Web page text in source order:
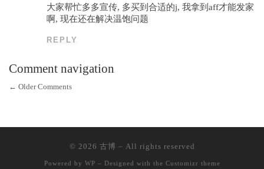
大家帮忙多多宣传, 多买到合适的j, 我拿到aff才能发家
啊, 现在还在解决温饱问题
REPLY
Comment navigation
← Older Comments
© 2026 古博 – All rights reserved
Powered by WP – Designed with the Customizr theme